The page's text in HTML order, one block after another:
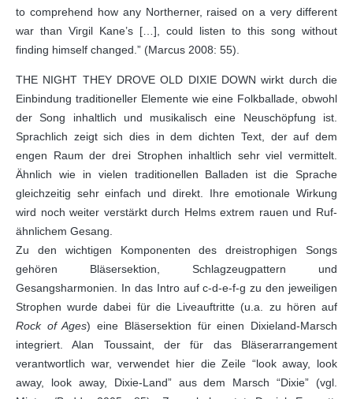
to comprehend how any Northerner, raised on a very different
war than Virgil Kane’s […], could listen to this song without
finding himself changed.” (Marcus 2008: 55).
THE NIGHT THEY DROVE OLD DIXIE DOWN wirkt durch die
Einbindung traditioneller Elemente wie eine Folkballade, obwohl
der Song inhaltlich und musikalisch eine Neuschöpfung ist.
Sprachlich zeigt sich dies in dem dichten Text, der auf dem
engen Raum der drei Strophen inhaltlich sehr viel vermittelt.
Ähnlich wie in vielen traditionellen Balladen ist die Sprache
gleichzeitig sehr einfach und direkt. Ihre emotionale Wirkung
wird noch weiter verstärkt durch Helms extrem rauen und Ruf-
ähnlichem Gesang.
Zu den wichtigen Komponenten des dreistrophigen Songs
gehören Bläsersektion, Schlagzeugpattern und
Gesangsharmonien. In das Intro auf c-d-e-f-g zu den jeweiligen
Strophen wurde dabei für die Liveauftritte (u.a. zu hören auf
Rock of Ages) eine Bläsersektion für einen Dixieland-Marsch
integriert. Alan Toussaint, der für das Bläserarrangement
verantwortlich war, verwendet hier die Zeile “look away, look
away, look away, Dixie-Land” aus dem Marsch “Dixie” (vgl.